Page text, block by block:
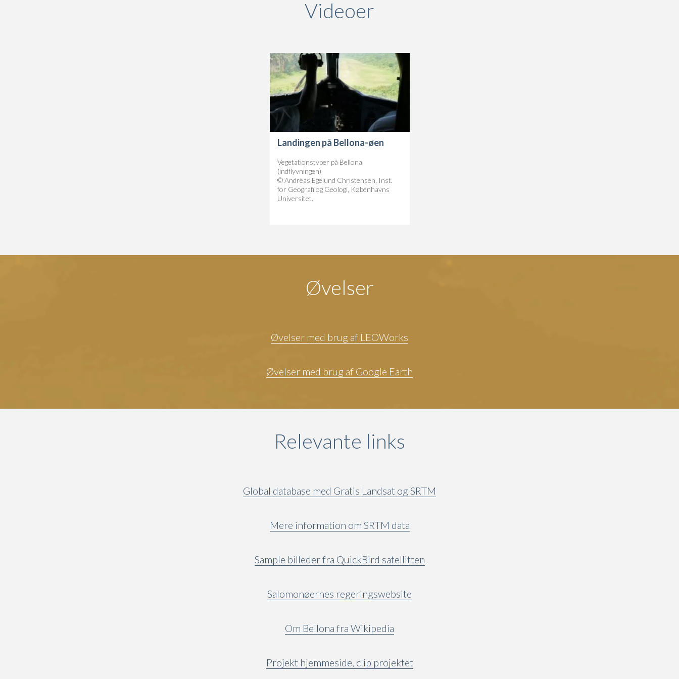
Videoer
Landingen på Bellona-øen
Vegetationstyper på Bellona
(indflyvningen)
© Andreas Egelund Christensen, Inst.
for Geografi og Geologi, Københavns
Universitet.
Øvelser
Øvelser med brug af LEOWorks
Øvelser med brug af Google Earth
Relevante links
Global database med Gratis Landsat og SRTM
Mere information om SRTM data
Sample billeder fra QuickBird satellitten
Salomonøernes regeringswebsite
Om Bellona fra Wikipedia
Projekt hjemmeside, clip projektet